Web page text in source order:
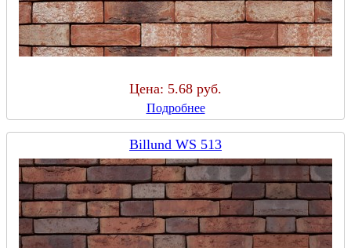
Цена: 5.68 руб.
Подробнее
Billund WS 513